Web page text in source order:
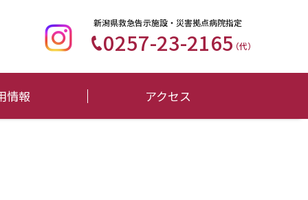
新潟県救急告示施設・災害拠点病院指定
0257-23-2165（代）
情報 アクセス